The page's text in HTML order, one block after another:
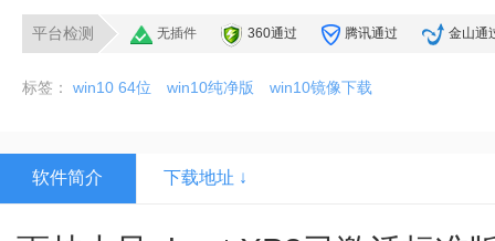
平台检测 无插件 360通过 腾讯通过 金山通
标签： win10 64位 win10纯净版 win10镜像下载
软件简介 下载地址 ↓